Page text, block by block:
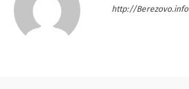
http://Berezovo.info